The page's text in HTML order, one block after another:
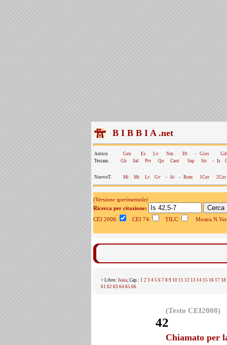
B I B B I A .net
Antico Gen Es Lv Nm Dt - Gios
Testam.
Gb Sal Prv Qo Cant Sap Sir - Is
NuovoT. Mt Mc Lc Gv - At - Rom 1Cor 2Cor
(Versione sperimentale)
Ricerca per citazione:
CEI 2008:
CEI 74: TILC: Mostra
> Libro: Isaia, Cap.: 1 2 3 4 5 6 7 8 9 10 11 12 13 14 15 16 17 18
61 62 63 64 65 66
(Testo CEI2008)
42
Chiamato per